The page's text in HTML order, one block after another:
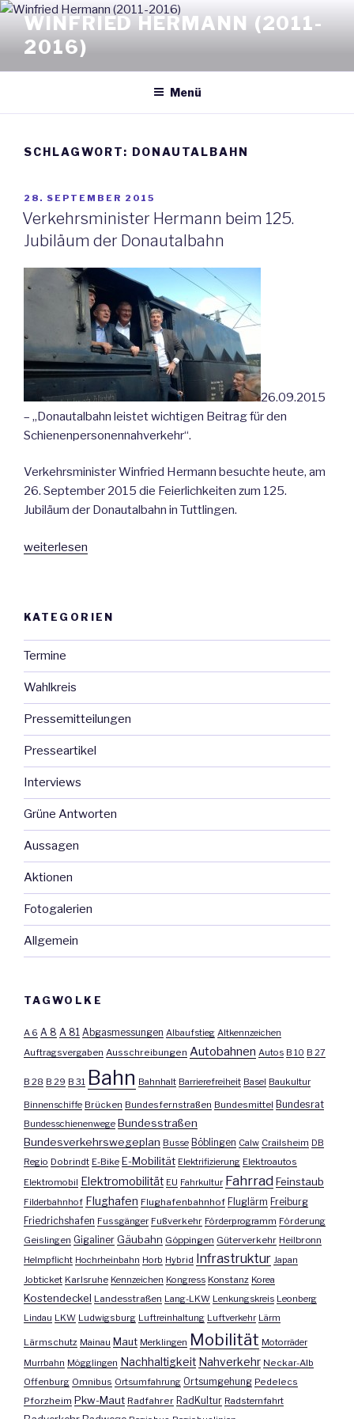
Zum
Inhalt
springen
WINFRIED HERMANN (2011-
2016)
Menü
SCHLAGWORT: DONAUTALBAHN
VERÖFFENTLICHT
AM
28. SEPTEMBER 2015
Verkehrsminister Hermann beim 125.
Jubiläum der Donautalbahn
26.09.2015
– „Donautalbahn leistet wichtigen Beitrag für den
Schienenpersonennahverkehr“.
Verkehrsminister Winfried Hermann besuchte heute, am
26. September 2015 die Feierlichkeiten zum 125.
Jubiläum der Donautalbahn in Tuttlingen.
„Verkehrsminister
Jubiläum
der
Donautalbahn“
weiterlesen
KATEGORIEN
Termine
Wahlkreis
Pressemitteilungen
Presseartikel
Interviews
Grüne Antworten
Aussagen
Aktionen
Fotogalerien
Allgemein
TAGWOLKE
A 6 A 8 A 81 Abgasmessungen Albaufstieg Altkennzeichen
Auftragsvergaben Ausschreibungen Autobahnen Autos B 10 B 27
B 28 B 29 B 31 Bahn Bahnhalt Barrierefreiheit Basel Baukultur
Binnenschiffe Brücken Bundesfernstraßen Bundesmittel Bundesrat
Bundesschienenwege Bundesstraßen
Bundesverkehrswegeplan Busse Böblingen Calw Crailsheim DB
Regio Dobrindt E-Bike E-Mobilität Elektrifizierung Elektroautos
Elektromobil Elektromobilität EU Fahrkultur FahrradFeinstaub
Filderbahnhof Flughafen Flughafenbahnhof Fluglärm Freiburg
Friedrichshafen Fussgänger Fußverkehr Förderprogramm Förderung
Geislingen Gigaliner Gäubahn Göppingen Güterverkehr Heilbronn
Helmpflicht Hochrheinbahn Horb Hybrid Infrastruktur Japan
Jobticket Karlsruhe Kennzeichen Kongress Konstanz Korea
Kostendeckel Landesstraßen Lang-LKW Lenkungskreis Leonberg
Lindau LKW Ludwigsburg Luftreinhaltung Luftverkehr Lärm
Lärmschutz Mainau Maut Merklingen Mobilität Motorräder
Murrbahn Mögglingen Nachhaltigkeit Nahverkehr Neckar-Alb
Offenburg Omnibus Ortsumfahrung Ortsumgehung Pedelecs
Pforzheim Pkw-Maut Radfahrer RadKultur Radsternfahrt